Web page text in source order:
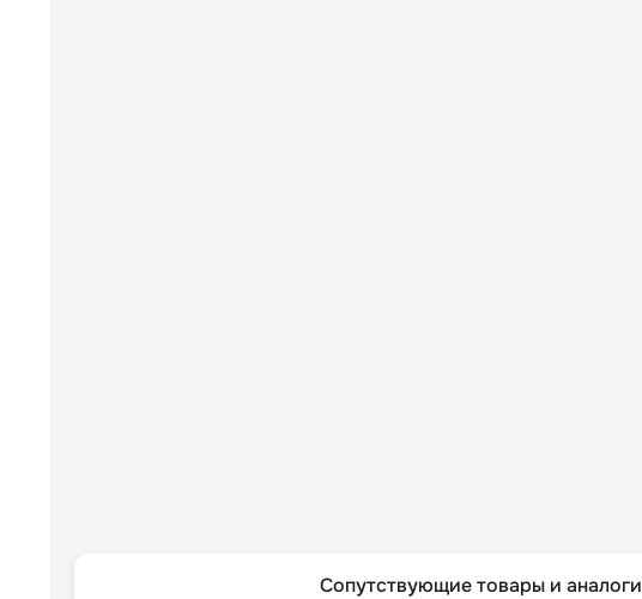
Сопутствующие товары и аналоги